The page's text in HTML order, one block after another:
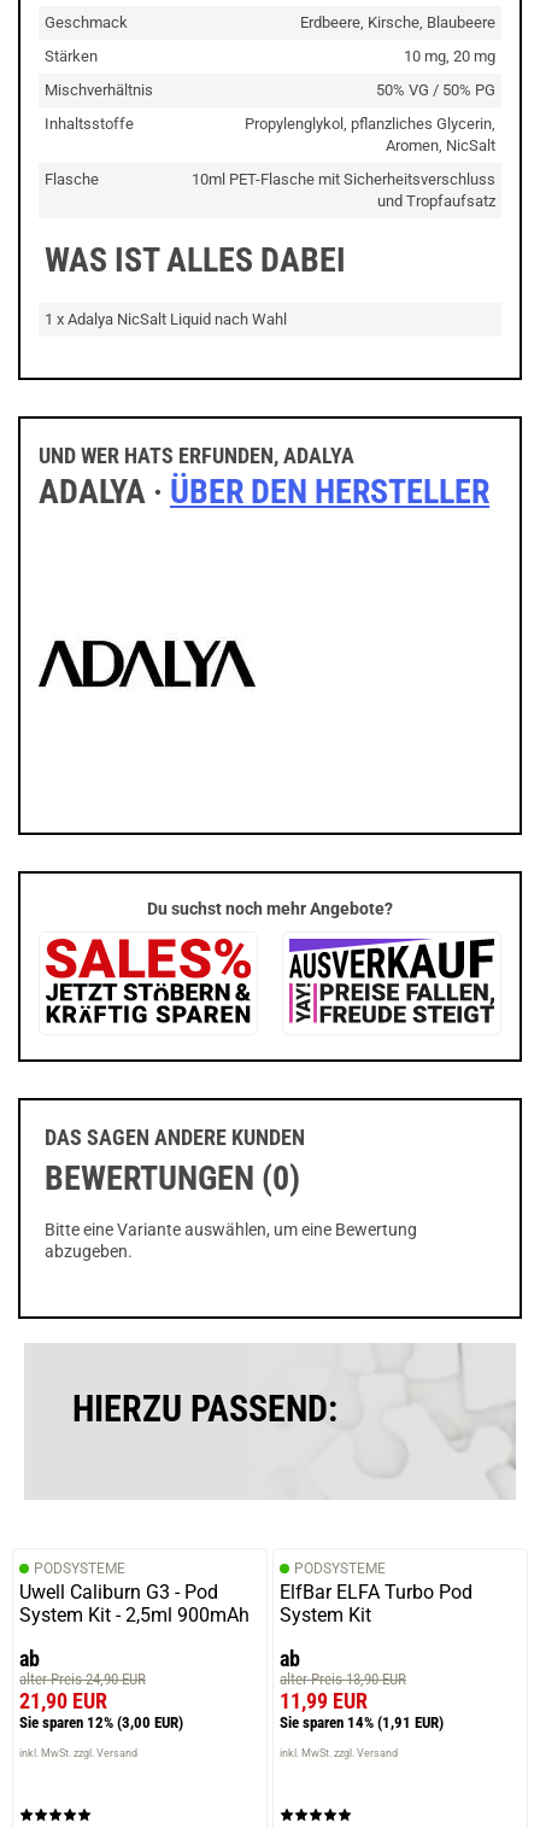
Geschmack
Erdbeere, Kirsche, Blaubeere
Stärken
10 mg, 20 mg
Mischverhältnis
50% VG / 50% PG
Inhaltsstoffe
Propylenglykol, pflanzliches Glycerin,
Aromen, NicSalt
Flasche
10ml PET-Flasche mit Sicherheitsverschluss
und Tropfaufsatz
WAS IST ALLES DABEI
1 x Adalya NicSalt Liquid nach Wahl
UND WER HATS ERFUNDEN, ADALYA
ADALYA · ÜBER DEN HERSTELLER
Du suchst noch mehr Angebote?
DAS SAGEN ANDERE KUNDEN
BEWERTUNGEN (0)
Bitte eine Variante auswählen, um eine Bewertung
abzugeben.
HIERZU PASSEND:
PODSYSTEME
Uwell Caliburn G3 - Pod
System Kit - 2,5ml 900mAh
ab
alter Preis 24,90 EUR
21,90 EUR
Sie sparen 12% (3,00 EUR)
inkl. MwSt. zzgl. Versand
PODSYSTEME
ElfBar ELFA Turbo Pod
System Kit
ab
alter Preis 13,90 EUR
11,99 EUR
Sie sparen 14% (1,91 EUR)
inkl. MwSt. zzgl. Versand